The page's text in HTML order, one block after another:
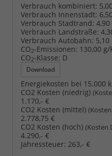
Verbrauch kombiniert:
Verbrauch Innenstadt:
Verbrauch Stadtrand:
Verbrauch Landstraße:
Verbrauch Autobahn:
CO2-Emissionen: 130,00 g/
CO2-Klasse: D
Download
Energiekosten bei 15.000
CO2 Kosten (niedrig)
1.170,- €
CO2 Kosten (mittel)
2.778,75 €
CO2 Kosten (hoch) (Kosten
4.290,- €
Jahressteuer: 263,- €